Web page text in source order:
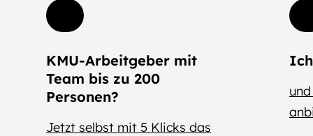
KMU-Arbeitgeber mit
Team bis zu 200
Personen?
Jetzt selbst mit 5 Klicks das